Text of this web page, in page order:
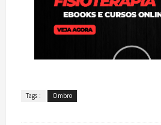
Tags : Ombro